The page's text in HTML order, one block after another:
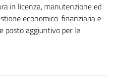
in licenza, manutenzione ed
economico-finanziaria e
posto aggiuntivo per le